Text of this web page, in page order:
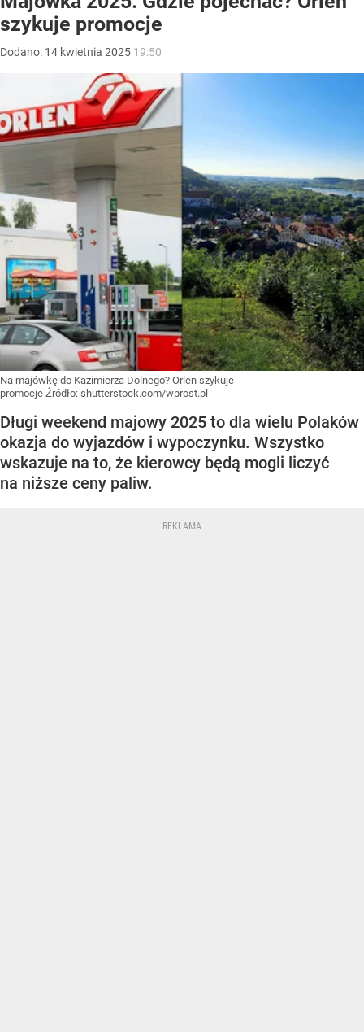
szykuje promocje
Dodano: 14 kwietnia 2025 19:50
Na majówkę do Kazimierza Dolnego? Orlen szykuje
promocje Źródło: shutterstock.com/wprost.pl
Długi weekend majowy 2025 to dla wielu Polaków
okazja do wyjazdów i wypoczynku. Wszystko
wskazuje na to, że kierowcy będą mogli liczyć
na niższe ceny paliw.